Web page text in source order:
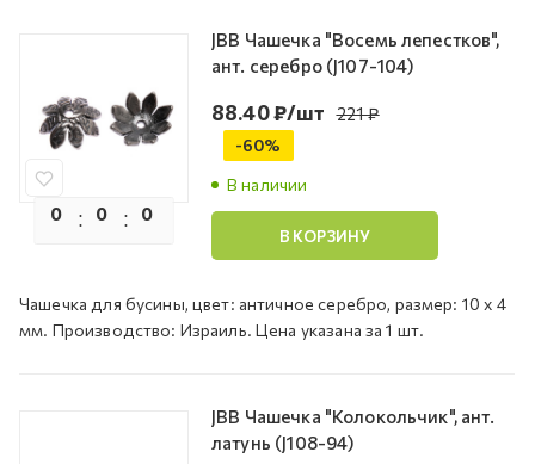
0 0 0
JBB Чашечка "Восемь лепестков",
ант. серебро (J107-104)
В наличии
88.40₽/шт 221₽
-60%
В КОРЗИНУ
Чашечка для бусины, цвет: античное серебро, размер: 10 х 4
мм. Производство: Израиль. Цена указана за 1 шт.
JBB Чашечка "Колокольчик", ант.
латунь (J108-94)